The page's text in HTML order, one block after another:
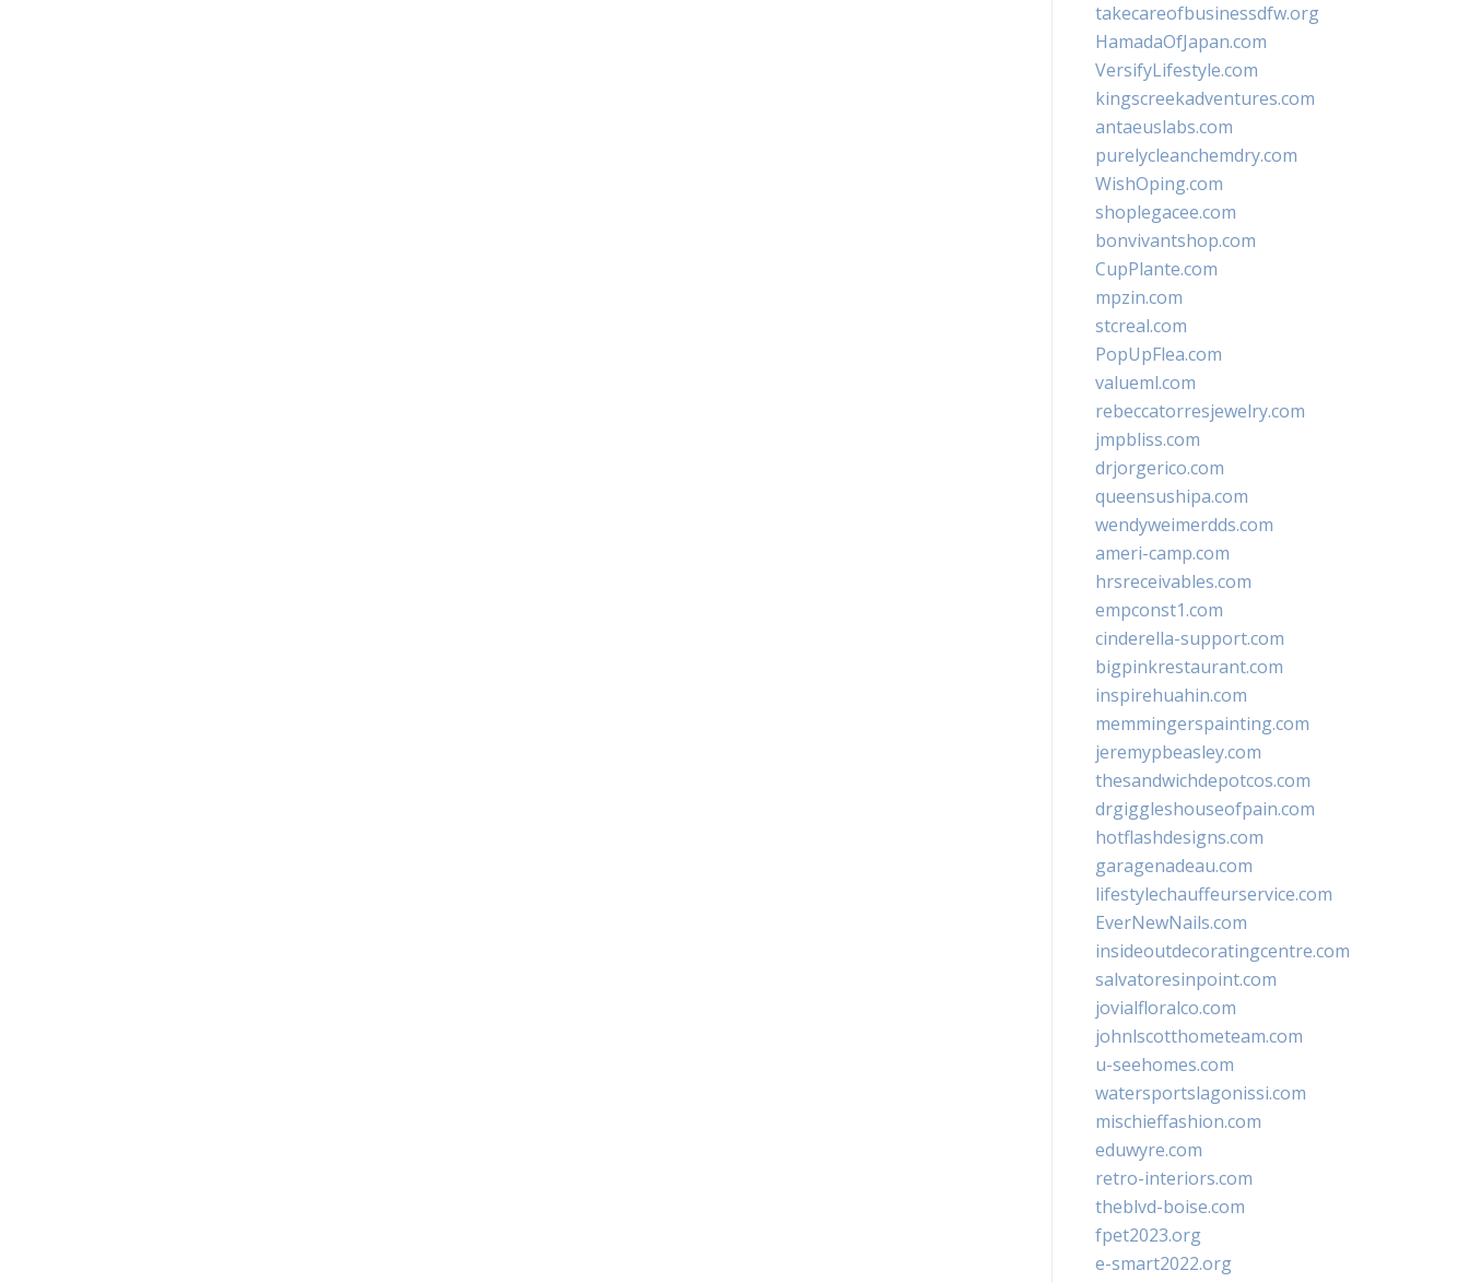
takecareofbusinessdfw.org
HamadaOfJapan.com
VersifyLifestyle.com
kingscreekadventures.com
antaeuslabs.com
purelycleanchemdry.com
WishOping.com
shoplegacee.com
bonvivantshop.com
CupPlante.com
mpzin.com
stcreal.com
PopUpFlea.com
valueml.com
rebeccatorresjewelry.com
jmpbliss.com
drjorgerico.com
queensushipa.com
wendyweimerdds.com
ameri-camp.com
hrsreceivables.com
empconst1.com
cinderella-support.com
bigpinkrestaurant.com
inspirehuahin.com
memmingerspainting.com
jeremypbeasley.com
thesandwichdepotcos.com
drgiggleshouseofpain.com
hotflashdesigns.com
garagenadeau.com
lifestylechauffeurservice.com
EverNewNails.com
insideoutdecoratingcentre.com
salvatoresinpoint.com
jovialfloralco.com
johnlscotthometeam.com
u-seehomes.com
watersportslagonissi.com
mischieffashion.com
eduwyre.com
retro-interiors.com
theblvd-boise.com
fpet2023.org
e-smart2022.org